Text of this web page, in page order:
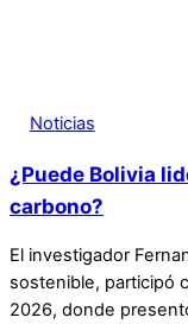
Noticias
¿Puede Bolivia
carbono?
El investigador
sostenible, participó
2026, donde